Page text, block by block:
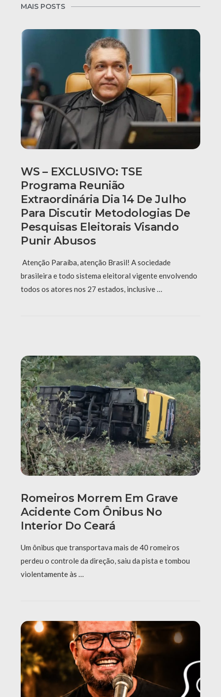
MAIS POSTS
WS – EXCLUSIVO: TSE
Programa Reunião
Extraordinária Dia 14 De Julho
Para Discutir Metodologias De
Pesquisas Eleitorais Visando
Punir Abusos
Atenção Paraíba, atenção Brasil! A sociedade
brasileira e todo sistema eleitoral vigente envolvendo
todos os atores nos 27 estados, inclusive …
Romeiros Morrem Em Grave
Acidente Com Ônibus No
Interior Do Ceará
Um ônibus que transportava mais de 40 romeiros
perdeu o controle da direção, saiu da pista e tombou
violentamente às …